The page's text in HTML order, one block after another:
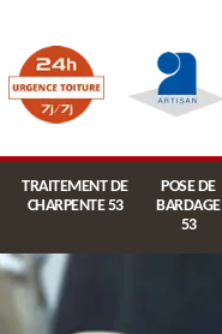
TRAITEMENT DE
CHARPENTE 53
POSE DE
BARDAGE
53